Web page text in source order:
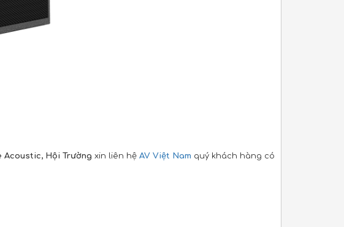
Acoustic, Hội Trường xin liên hệ AV Việt Nam quý khách hàng có